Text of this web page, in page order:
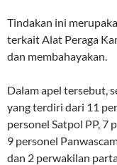
Tindakan ini
terkait Alat Peraga
dan membahayakan.
Dalam apel tersebut,
yang terdiri dari 11
personel Satpol PP, 7
9 personel
dan 2 perwakilan